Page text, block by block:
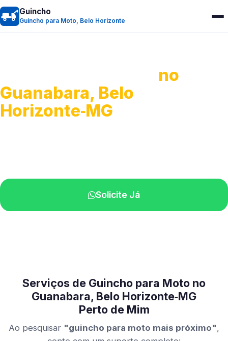
Guincho
Guincho para Moto, Belo Horizonte
no
Guanabara, Belo
Horizonte‑MG
Solicite Já
Serviços de Guincho para Moto no
Guanabara, Belo Horizonte‑MG
Perto de Mim
Ao pesquisar "guincho para moto mais próximo",